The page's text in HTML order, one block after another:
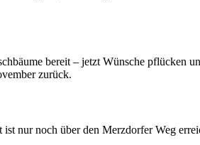
bereit – jetzt Wünsche pflücken
zurück.
nur noch über den Merzdorfer Weg